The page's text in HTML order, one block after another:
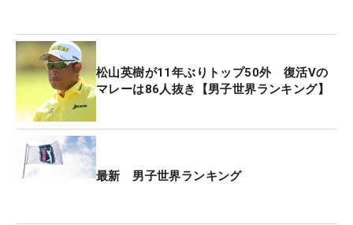
松山英樹が11年ぶりトップ50外 復活Vの
マレーは86人抜き【男子世界ランキング】
最新 男子世界ランキング